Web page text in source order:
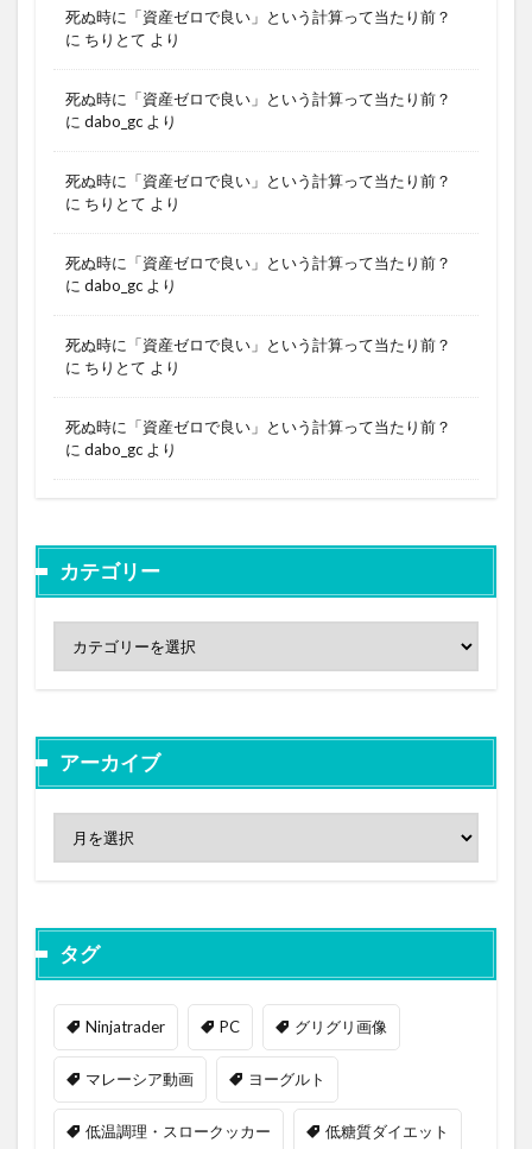
死ぬ時に「資産ゼロで良い」という計算って当たり前？
に ちりとて より
死ぬ時に「資産ゼロで良い」という計算って当たり前？
に dabo_gc より
死ぬ時に「資産ゼロで良い」という計算って当たり前？
に ちりとて より
死ぬ時に「資産ゼロで良い」という計算って当たり前？
に dabo_gc より
死ぬ時に「資産ゼロで良い」という計算って当たり前？
に ちりとて より
死ぬ時に「資産ゼロで良い」という計算って当たり前？
に dabo_gc より
カテゴリー
アーカイブ
タグ
Ninjatrader PC グリグリ画像
マレーシア動画 ヨーグルト
低温調理・スロークッカー 低糖質ダイエット